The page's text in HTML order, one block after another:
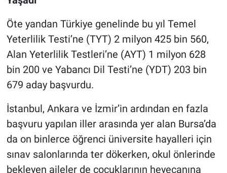
Öte yandan Türkiye genelinde bu yıl Temel
Yeterlilik Testi’ne (TYT) 2 milyon 425 bin 560,
Alan Yeterlilik Testleri’ne (AYT) 1 milyon 628
bin 200 ve Yabancı Dil Testi’ne (YDT) 203 bin
679 aday başvurdu.
İstanbul, Ankara ve İzmir’in ardından en fazla
başvuru yapılan iller arasında yer alan Bursa’da
da on binlerce öğrenci üniversite hayalleri için
sınav salonlarında ter dökerken, okul önlerinde
bekleyen aileler de çocuklarının heyecanına